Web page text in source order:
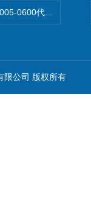
0600代理德国MK
限公司 版权所有